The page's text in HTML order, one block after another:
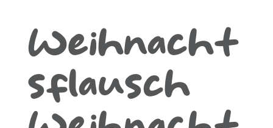
Weihnacht
sflausch